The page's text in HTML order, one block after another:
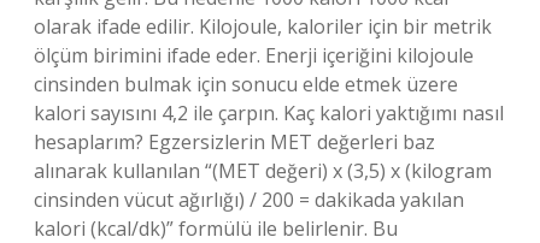
olarak ifade edilir. Kilojoule, kaloriler için bir metrik
ölçüm birimini ifade eder. Enerji içeriğini kilojoule
cinsinden bulmak için sonucu elde etmek üzere
kalori sayısını 4,2 ile çarpın. Kaç kalori yaktığımı nasıl
hesaplarım? Egzersizlerin MET değerleri baz
alınarak kullanılan “(MET değeri) x (3,5) x (kilogram
cinsinden vücut ağırlığı) / 200 = dakikada yakılan
kalori (kcal/dk)” formülü ile belirlenir. Bu